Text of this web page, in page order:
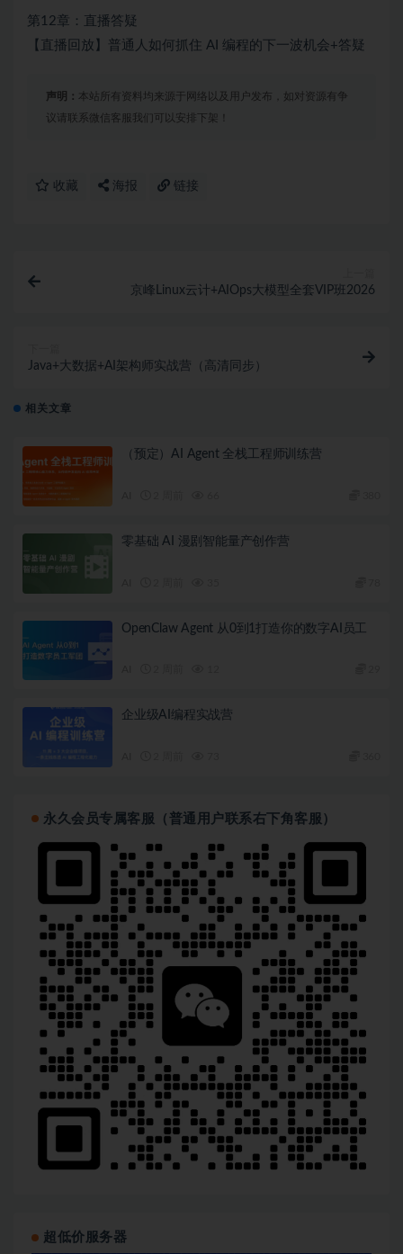
第12章：直播答疑
【直播回放】普通人如何抓住 AI 编程的下一波机会+答疑
声明： 本站所有资料均来源于网络以及用户发布，如对资源有争
议请联系微信客服我们可以安排下架！
收藏 海报 链接
京峰Linux云计+AIOps大模型全套VIP班2026
Java+大数据+AI架构师实战营（高清同步）
相关文章
（预定）AI Agent 全栈工程师训练营
零基础 AI 漫剧智能量产创作营
OpenClaw Agent 从0到1打造你的数字AI员工
企业级AI编程实战营
永久会员专属客服（普通用户联系右下角客服）
超低价服务器